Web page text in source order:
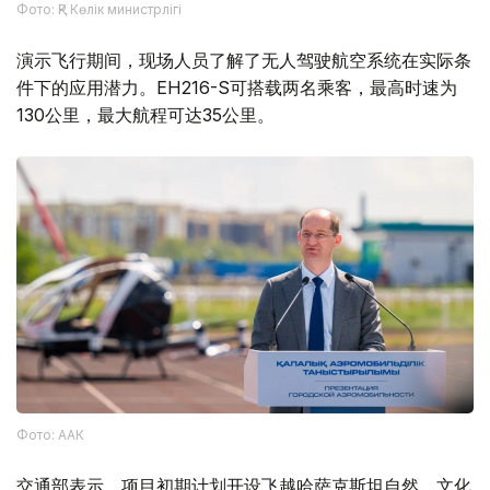
Фото: ҚР Көлік министрлігі
演示飞行期间，现场人员了解了无人驾驶航空系统在实际条
件下的应用潜力。EH216-S可搭载两名乘客，最高时速为
130公里，最大航程可达35公里。
Фото: ААК
交通部表示，项目初期计划开设飞越哈萨克斯坦自然、文化